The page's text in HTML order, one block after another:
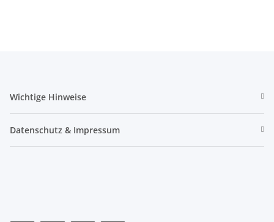
Wichtige Hinweise
Datenschutz & Impressum